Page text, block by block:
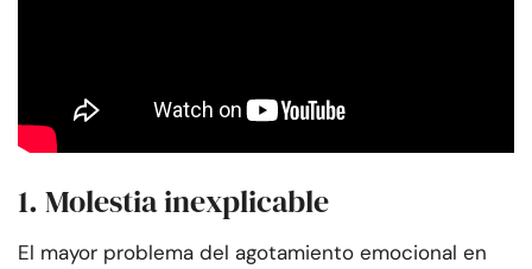
1. Molestia inexplicable
El mayor problema del agotamiento emocional en